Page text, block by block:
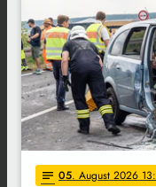
notes 05. August 2026